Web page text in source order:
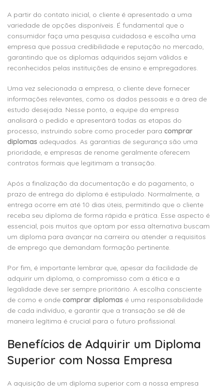
A partir do contato inicial, o cliente é apresentado a uma
variedade de opções disponíveis. É fundamental que o
consumidor faça uma pesquisa cuidadosa e escolha uma
empresa que possua credibilidade e reputação no mercado,
garantindo que os diplomas adquiridos sejam válidos e
reconhecidos pelas instituições de ensino e empregadores.
Uma vez selecionada a empresa, o cliente deve fornecer
informações relevantes, como os dados pessoais e a área de
estudo desejada. Nesse ponto, a equipe da empresa
analisará o pedido e apresentará todas as etapas do
processo, instruindo sobre como proceder para comprar
diplomas adequados. As garantias de segurança são uma
prioridade, e empresas de renome geralmente oferecem
contratos formais que legitimam a transação.
Após a finalização da documentação e do pagamento, o
prazo de entrega do diploma é estipulado. Normalmente, a
entrega ocorre em até 10 dias úteis, permitindo que o cliente
receba seu diploma de forma rápida e prática. Esse aspecto é
essencial, pois muitos que optam por essa alternativa buscam
um diploma para avançar na carreira ou atender a requisitos
de emprego que demandam formação pertinente.
Por fim, é importante lembrar que, apesar da facilidade de
adquirir um diploma, o compromisso com a ética e a
legalidade deve ser sempre prioritário. A escolha consciente
de como e onde comprar diplomas é uma responsabilidade
de cada indivíduo, e garantir que a transação se dê de
maneira legítima é crucial para o futuro profissional.
Benefícios de Adquirir um Diploma
Superior com Nossa Empresa
A aquisição de um diploma superior com a nossa empresa